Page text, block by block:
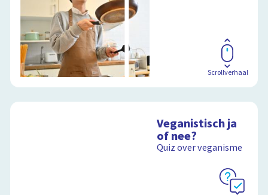
Scrollverhaal
Veganistisch ja
of nee?
Quiz over veganisme